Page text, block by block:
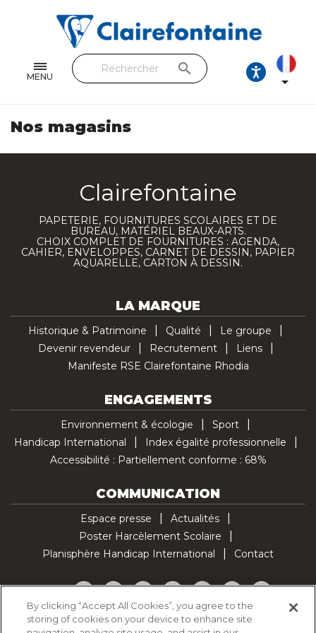
MENU
Feuilles & Copies
Beaux-arts & Dessin
Loisirs créatifs
Cuir & trousses
RETROUVEZ NOS COLLECTIONS
Toutes les collections
search

Nos magasins
Clairefontaine
PAPETERIE, FOURNITURES SCOLAIRES ET DE
BUREAU, MATÉRIEL BEAUX-ARTS.
CHOIX COMPLET DE FOURNITURES : AGENDA,
CAHIER, ENVELOPPES, CARNET DE DESSIN, PAPIER
AQUARELLE, CARTON À DESSIN.
LA MARQUE
Historique & Patrimoine Qualité
Le groupe
Devenir revendeur
Recrutement
Liens
Manifeste RSE Clairefontaine Rhodia
ENGAGEMENTS
Environnement & écologie
Sport
Handicap International
Index égalité professionnelle
Accessibilité : Partiellement conforme : 68%
COMMUNICATION
Espace presse
Actualités
Poster Harcèlement Scolaire
Planisphère Handicap International
Contact
Facebook
TwitterYouTubePinterestInstagramLinkedInTikTok
Politique d'utilisation des cookies
By clicking “Accept All Cookies”, you agree to the
storing of cookies on your device to enhance site